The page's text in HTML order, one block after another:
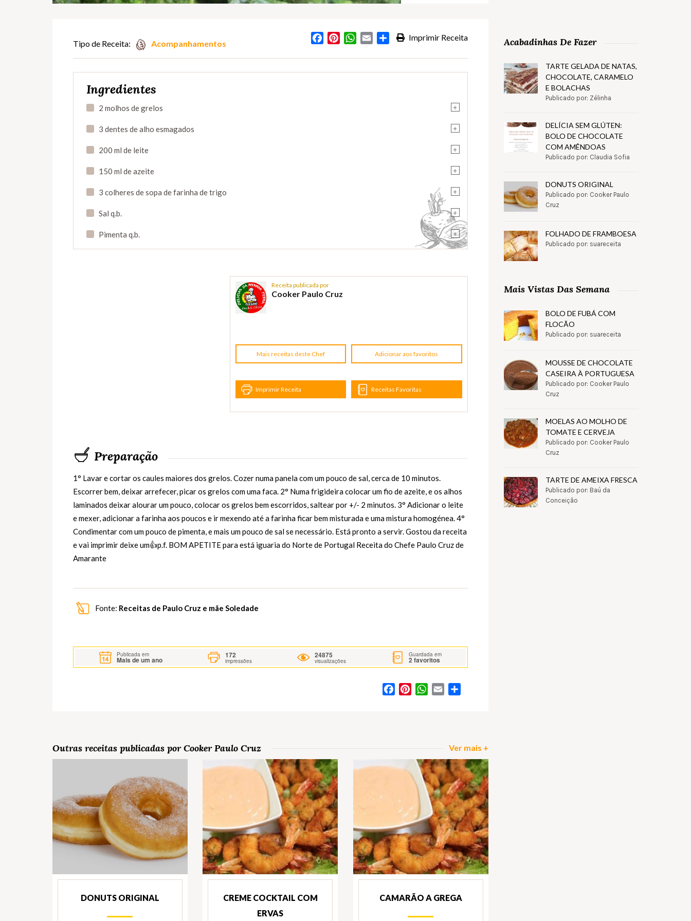
Imprimir Receita
FacebookPinterestWhatsApp
Email Partilhar
Tipo de Receita: Acompanhamentos
Ingredientes
+
2 molhos de grelos
+
3 dentes de alho esmagados
+
200 ml de leite
+
150 ml de azeite
+
3 colheres de sopa de farinha de trigo
+
Sal q.b.
+
Pimenta q.b.
Receita publicada por
Cooker Paulo Cruz
Mais receitas deste Chef Adicionar aos favoritos
Imprimir Receita Receitas Favoritas
Preparação
1° Lavar e cortar os caules maiores dos grelos. Cozer numa panela com um pouco de sal, cerca de 10 minutos.
Escorrer bem, deixar arrefecer, picar os grelos com uma faca. 2° Numa frigideira colocar um fio de azeite, e os alhos
laminados deixar alourar um pouco, colocar os grelos bem escorridos, saltear por +/- 2 minutos. 3° Adicionar o leite
e mexer, adicionar a farinha aos poucos e ir mexendo até a farinha ficar bem misturada e uma mistura homogénea. 4°
Condimentar com um pouco de pimenta, e mais um pouco de sal se necessário. Está pronto a servir. Gostou da receita
e vai imprimir deixe um👍p.f. BOM APETITE para está iguaria do Norte de Portugal Receita do Chefe Paulo Cruz de
Amarante
Fonte: Receitas de Paulo Cruz e mãe Soledade
Publicada em
Mais de um ano
172
impressões
24875
visualizações
Guardada em
2 favoritos
FacebookPinterestWhatsApp
Email
Outras receitas publicadas por Cooker Paulo Cruz Ver mais +
DONUTS ORIGINAL
CREME COCKTAIL COM
ERVAS
CAMARÃO A GREGA
Acabadinhas De Fazer
TARTE GELADA DE NATAS,
CHOCOLATE, CARAMELO
E BOLACHAS
Publicado por: Zélinha
DELÍCIA SEM GLÚTEN:
BOLO DE CHOCOLATE
COM AMÊNDOAS
Publicado por: Claudia Sofia
DONUTS ORIGINAL
Publicado por: Cooker Paulo
Cruz
FOLHADO DE FRAMBOESA
Publicado por: suareceita
Mais Vistas Das Semana
BOLO DE FUBÁ COM
FLOCÃO
Publicado por: suareceita
MOUSSE DE CHOCOLATE
CASEIRA À PORTUGUESA
Publicado por: Cooker Paulo
Cruz
MOELAS AO MOLHO DE
TOMATE E CERVEJA
Publicado por: Cooker Paulo
Cruz
TARTE DE AMEIXA FRESCA
Publicado por: Baú da
Conceição